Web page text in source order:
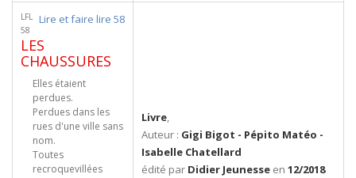
Lire et faire lire 58
LFL
58
LES
CHAUSSURES
Elles étaient
perdues.
Perdues dans les
rues d'une ville sans
nom.
Toutes
recroquevillées
Livre,
Auteur : Gigi Bigot - Pépito Matéo -
Isabelle Chatellard
édité par Didier Jeunesse en 12/2018